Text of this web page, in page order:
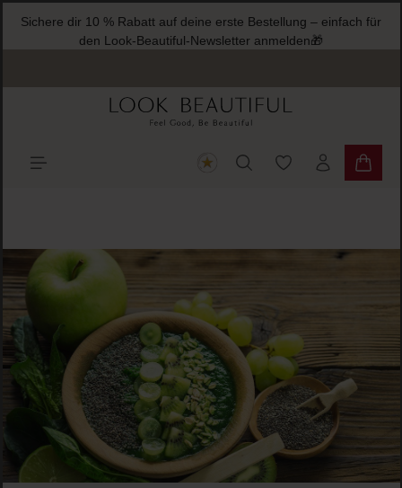
springen
Sichere dir 10 % Rabatt auf deine erste Bestellung – einfach für
den Look-Beautiful-Newsletter anmelden🎁
Du hast 0